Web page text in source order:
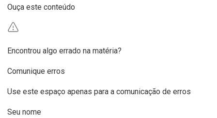
Ouça este conteúdo
Encontrou algo errado na matéria?
Comunique erros
Use este espaço apenas para a comunicação de erros
Seu nome